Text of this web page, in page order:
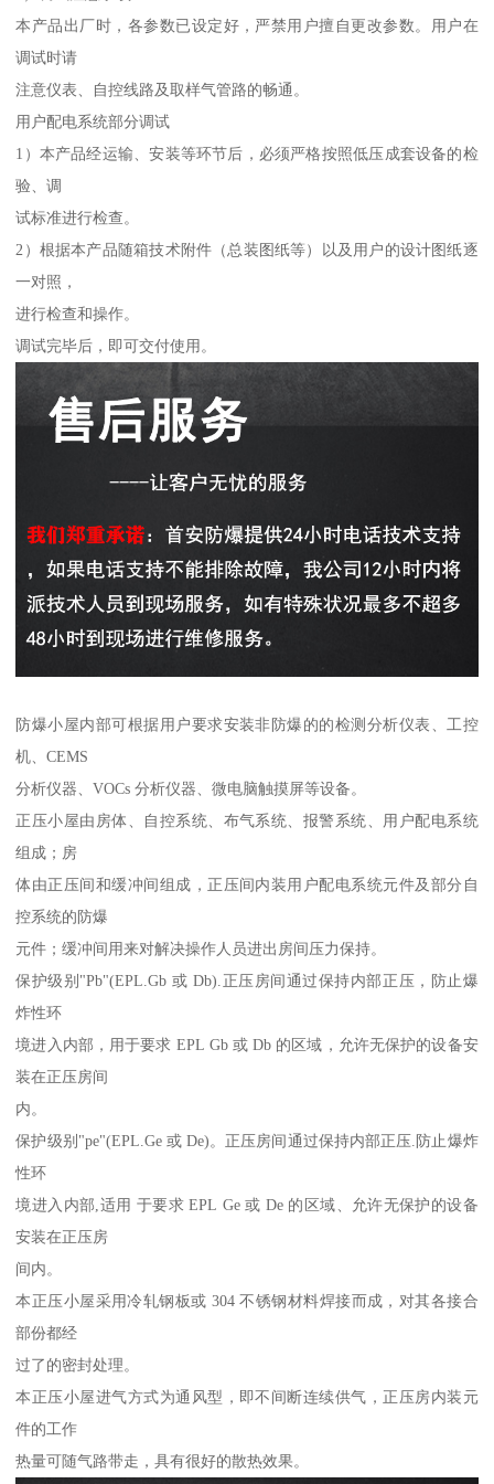
本产品出厂时，各参数已设定好，严禁用户擅自更改参数。用户在
调试时请
注意仪表、自控线路及取样气管路的畅通。
用户配电系统部分调试
1）本产品经运输、安装等环节后，必须严格按照低压成套设备的检
验、调
试标准进行检查。
2）根据本产品随箱技术附件（总装图纸等）以及用户的设计图纸逐
一对照，
进行检查和操作。
调试完毕后，即可交付使用。
防爆小屋内部可根据用户要求安装非防爆的的检测分析仪表、工控
机、CEMS
分析仪器、VOCs 分析仪器、微电脑触摸屏等设备。
正压小屋由房体、自控系统、布气系统、报警系统、用户配电系统
组成；房
体由正压间和缓冲间组成，正压间内装用户配电系统元件及部分自
控系统的防爆
元件；缓冲间用来对解决操作人员进出房间压力保持。
保护级别"Pb"(EPL.Gb 或 Db).正压房间通过保持内部正压，防止爆
炸性环
境进入内部，用于要求 EPL Gb 或 Db 的区域，允许无保护的设备安
装在正压房间
内。
保护级别"pe"(EPL.Ge 或 De)。正压房间通过保持内部正压.防止爆炸
性环
境进入内部,适用 于要求 EPL Ge 或 De 的区域、允许无保护的设备
安装在正压房
间内。
本正压小屋采用冷轧钢板或 304 不锈钢材料焊接而成，对其各接合
部份都经
过了的密封处理。
本正压小屋进气方式为通风型，即不间断连续供气，正压房内装元
件的工作
热量可随气路带走，具有很好的散热效果。